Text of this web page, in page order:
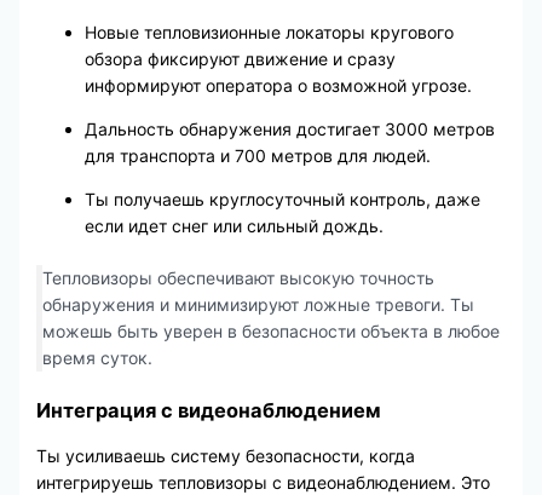
Новые тепловизионные локаторы кругового
обзора фиксируют движение и сразу
информируют оператора о возможной угрозе.
Дальность обнаружения достигает 3000 метров
для транспорта и 700 метров для людей.
Ты получаешь круглосуточный контроль, даже
если идет снег или сильный дождь.
Тепловизоры обеспечивают высокую точность
обнаружения и минимизируют ложные тревоги. Ты
можешь быть уверен в безопасности объекта в любое
время суток.
Интеграция с видеонаблюдением
Ты усиливаешь систему безопасности, когда
интегрируешь тепловизоры с видеонаблюдением. Это